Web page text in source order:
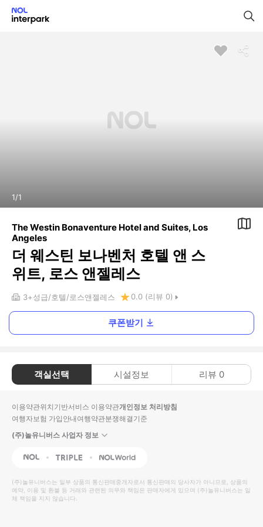
1/1
The Westin Bonaventure Hotel and Suites, Los
Angeles
더 웨스틴 보나벤처 호텔 앤 스
위트, 로스 앤젤레스
3+성급 호텔 로스앤젤레스 0.0 (리뷰 0)
쿠폰받기
객실선택 시설정보 리뷰 0
이용약관위치기반서비스 이용약관개인정보 처리방침
여행자보험 가입안내여행약관분쟁해결기준
(주)놀유니버스 사업자 정보
NOL Triple Interpark Global
(주)놀유니버스는 일부 상품의 통신판매중개자로서 통신판매의 당사자가 아니므로, 상품의
예약, 이용 및 환불 등 거래와 관련된 의무와 책임은 판매자에게 있으며 (주)놀유니버스는 일
체 책임을 지지 않습니다.